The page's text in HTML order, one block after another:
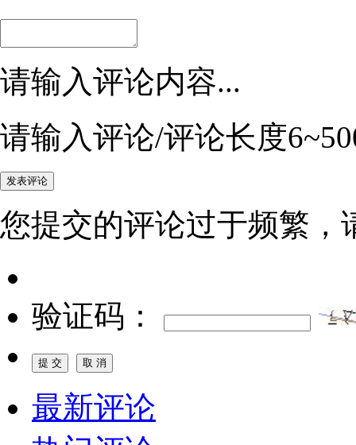
请输入评论内容...
请输入评论/评论长度
您提交的评论过于频繁，
验证码：
最新评论